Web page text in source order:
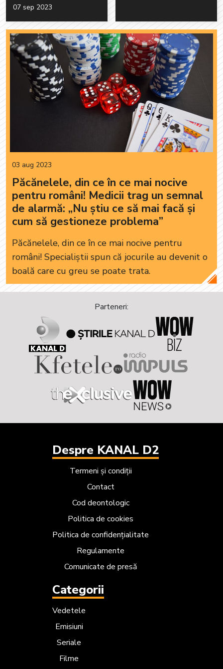
07 sep 2023
03 aug 2023
Păcănelele, din ce în ce mai nocive
pentru români! Medicii trag un semnal
de alarmă: „Nu știu ce să mai facă și
cum să gestioneze problema”
Păcănelele, din ce în ce mai nocive pentru
români! Specialiștii spun că jocurile au devenit o
boală care cu greu se poate trata.
Parteneri:
Despre KANAL D2
Termeni și condiții
Contact
Cod deontologic
Politica de cookies
Politica de confidențialitate
Regulamente
Comunicate de presă
Categorii
Vedetele
Emisiuni
Seriale
Filme